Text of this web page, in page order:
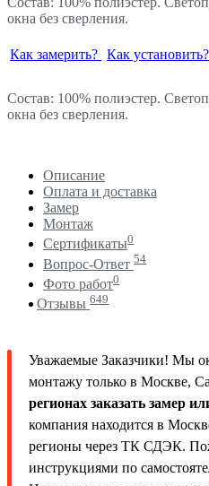
окна без сверления.
Как замерить? Как установить?
Состав: 100% полиэстер.
окна без сверления.
Описание
Оплата и доставка
Замер
Монтаж
Сертификаты0
Вопрос-Ответ 54
Фото работ0
Отзывы 649
Уважаемые Заказчики! Мы
монтажу только в Москве,
регионах заказать замер
компания находится в
регионы через ТК СДЭК.
инструкциями по